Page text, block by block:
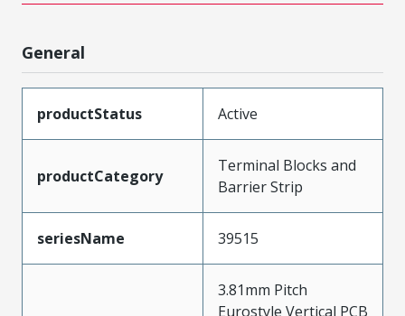
General
productStatus Active
productCategory
Terminal Blocks and
Barrier Strip
seriesName 39515
3.81mm Pitch
Eurostyle Vertical PCB